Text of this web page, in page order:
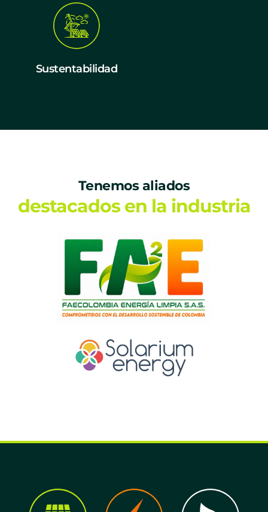
Sustentabilidad
Tenemos aliados
destacados en la industria